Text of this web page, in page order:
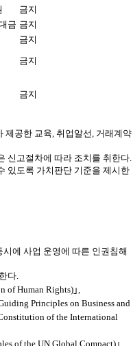
금지
금 금지
금지
금지
금지
제공한 교육, 취업알선, 거래계약
신고절차에 따라 조치를 취한다.
있도록 가치판단 기준을 제시한
에 사업 운영에 따른 인권침해
다.
of Human Rights)｣,
Principles on Business and
of the International
of the UN Global Compact)｣,